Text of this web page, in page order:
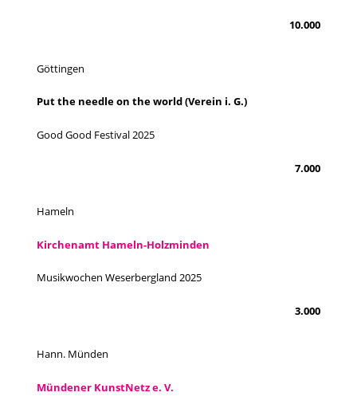
10.000
Göttingen
Put the needle on the world (Verein i. G.)
Good Good Festival 2025
7.000
Hameln
Kirchenamt Hameln-Holzminden
Musikwochen Weserbergland 2025
3.000
Hann. Münden
Mündener KunstNetz e. V.